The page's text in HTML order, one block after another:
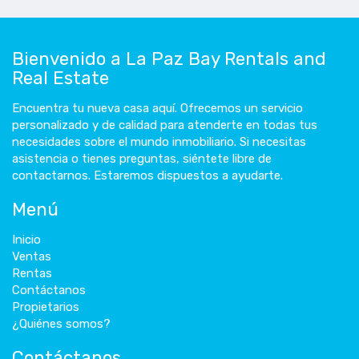
Bienvenido a La Paz Bay Rentals and
Real Estate
Encuentra tu nueva casa aquí. Ofrecemos un servicio
personalizado y de calidad para atenderte en todas tus
necesidades sobre el mundo inmobiliario. Si necesitas
asistencia o tienes preguntas, siéntete libre de
contactarnos. Estaremos dispuestos a ayudarte.
Menú
Inicio
Ventas
Rentas
Contáctanos
Propietarios
¿Quiénes somos?